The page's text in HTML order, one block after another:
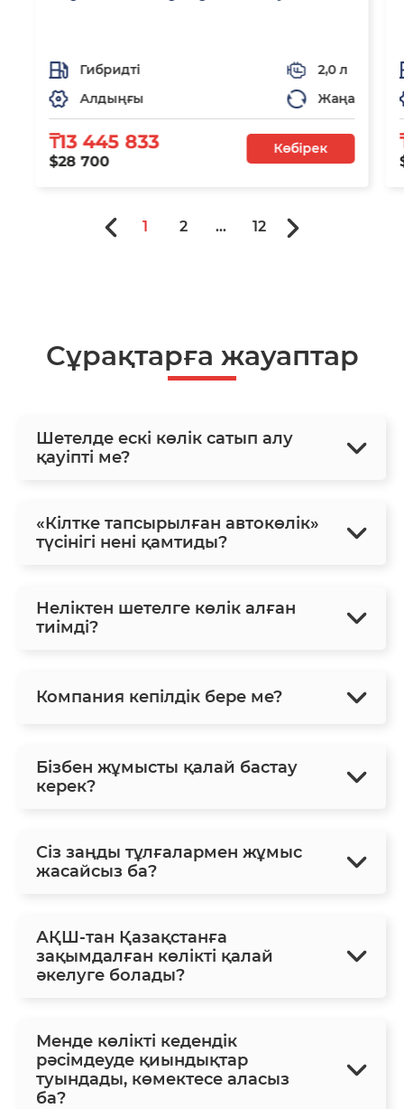
Гибридті
2,0 л
Алдыңғы
Жаңа
₸13 445 833
$28 700
Көбірек
1 2 ... 12
Сұрақтарға жауаптар
Шетелде ескі көлік сатып алу
қауіпті ме?
«Кілтке тапсырылған автокөлік»
түсінігі нені қамтиды?
Неліктен шетелге көлік алған
тиімді?
Компания кепілдік бере ме?
Бізбен жұмысты қалай бастау
керек?
Сіз заңды тұлғалармен жұмыс
жасайсыз ба?
АҚШ-тан Қазақстанға
зақымдалған көлікті қалай
әкелуге болады?
Менде көлікті кедендік
рәсімдеуде қиындықтар
туындады, көмектесе аласыз
ба?